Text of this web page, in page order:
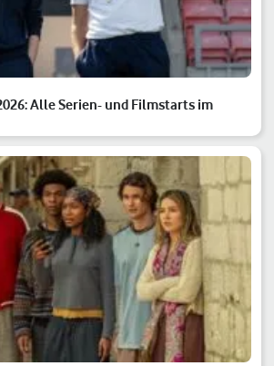
Alle Serien- und Filmstarts im